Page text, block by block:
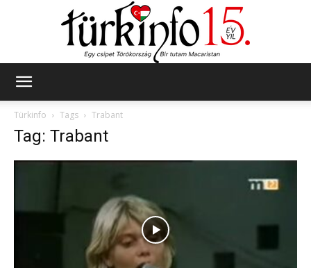
Türkinfo
Tags Trabant
Tag: Trabant